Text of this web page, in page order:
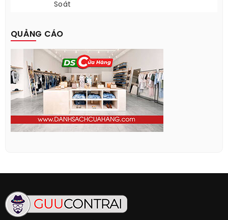
Soát
QUẢNG CÁO